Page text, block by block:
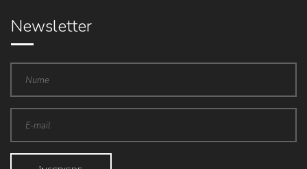
Newsletter